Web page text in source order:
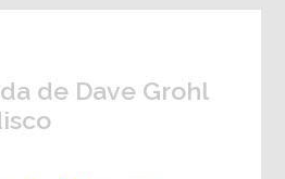
de Dave Grohl